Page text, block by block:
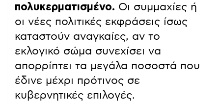
πολυκερματισμένο. Οι συμμαχίες ή
οι νέες πολιτικές εκφράσεις ίσως
καταστούν αναγκαίες, αν το
εκλογικό σώμα συνεχίσει να
απορρίπτει τα μεγάλα ποσοστά που
έδινε μέχρι πρότινος σε
κυβερνητικές επιλογές.